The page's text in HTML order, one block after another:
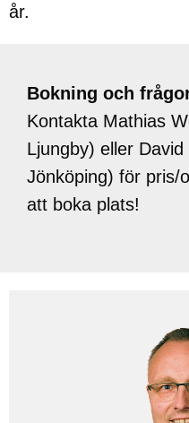
år.
Bokning och
Kontakta Mathias
Ljungby) eller
Jönköping) för pris/
att boka plats!